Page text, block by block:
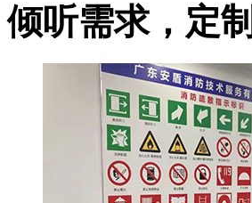
倾听需求，定